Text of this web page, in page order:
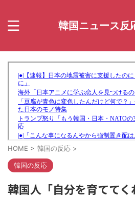
韓国ニュース反
HOME > 韓国の反応 >
韓国の反応
韓国人「自分を育ててく